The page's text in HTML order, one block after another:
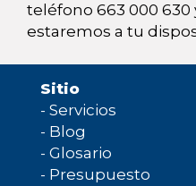
teléfono 663 000
estaremos a tu
Sitio
- Servicios
- Blog
- Glosario
- Presupuesto